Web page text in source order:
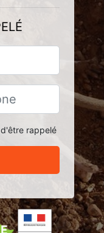
rappelé